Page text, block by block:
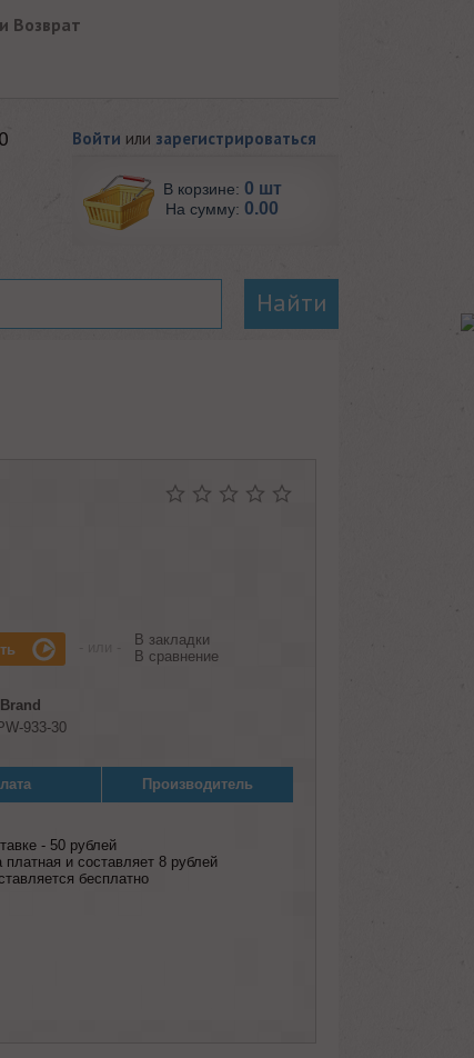
Возврат
Войти или зарегистрироваться
В корзине: 0 шт
На сумму: 0.00
Найти
В закладки
В сравнение
933-30
Производитель
- 50 рублей
и составляет 8 рублей
бесплатно